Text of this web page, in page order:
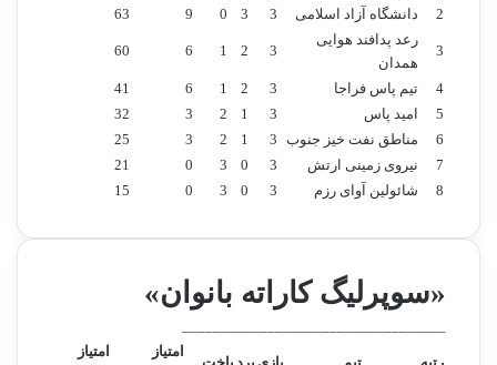
ض
ت
د
ر
ه
ي
2
دانشگاه آزاد اسلامی 3
3
0
9
63
3
رعد پدافند هوایی
همدان
3
2
1
6
60
4 تیم پاس فراجا 3
2
1
6
41
5
امید پاس 3
1
2
3
32
6
مناطق نفت خیز جنوب 3
1
2
3
25
7
نیروی زمینی ارتش 3
0
3
0
21
8
شائولین آوای رزم 3
0
3
0
15
«سوپرلیگ کاراته بانوان»
امتیاز امتیاز